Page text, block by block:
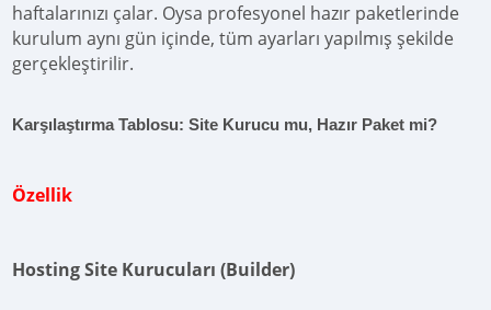
haftalarınızı çalar. Oysa profesyonel hazır paketlerinde
kurulum aynı gün içinde, tüm ayarları yapılmış şekilde
gerçekleştirilir.
Karşılaştırma Tablosu: Site Kurucu mu, Hazır Paket mi?
Özellik
Hosting Site Kurucuları (Builder)